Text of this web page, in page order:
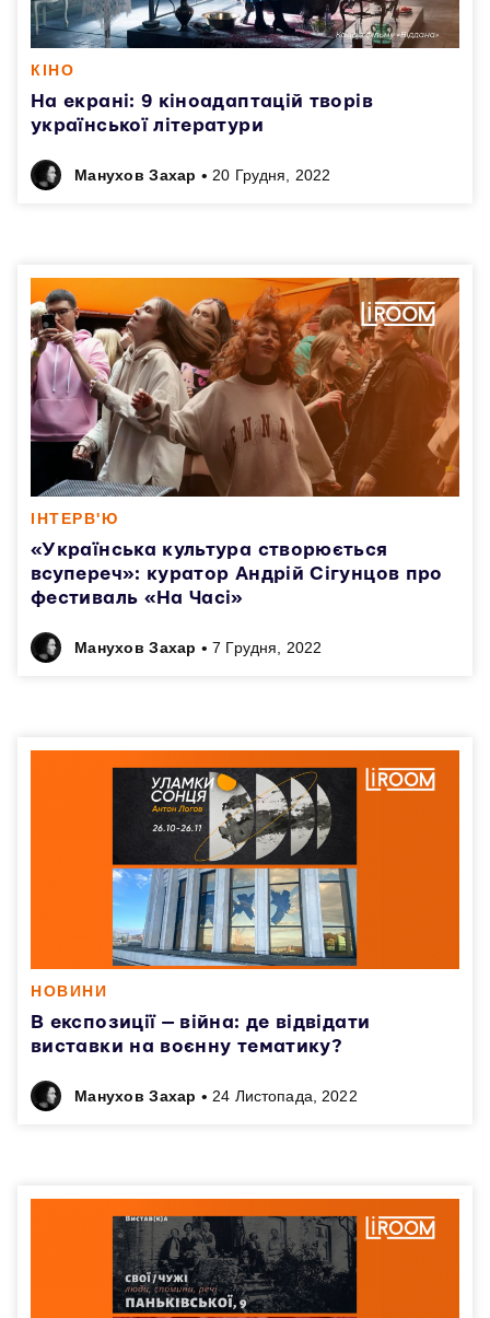
КІНО
На екрані: 9 кіноадаптацій творів
української літератури
Манухов Захар • 20 Грудня, 2022
ІНТЕРВ'Ю
«Українська культура створюється
всупереч»: куратор Андрій Сігунцов про
фестиваль «На Часі»
Манухов Захар • 7 Грудня, 2022
НОВИНИ
В експозиції — війна: де відвідати
виставки на воєнну тематику?
Манухов Захар • 24 Листопада, 2022